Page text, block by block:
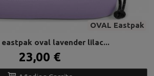
OVAL Eastpak
eastpak oval lavender lilac...
23,00 €